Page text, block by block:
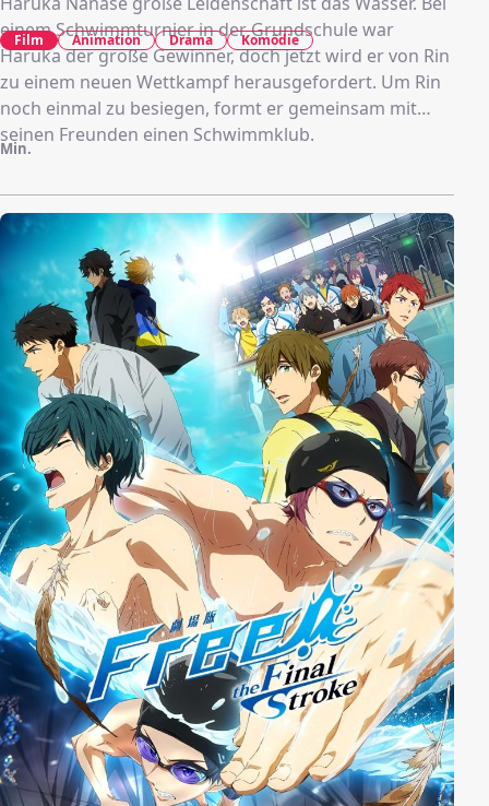
einem Schwimmturnier in der Grundschule war
Haruka der große Gewinner, doch jetzt wird er von Rin
zu einem neuen Wettkampf herausgefordert. Um Rin
noch einmal zu besiegen, formt er gemeinsam mit
seinen Freunden einen Schwimmklub.
Min.
Film Animation Drama Komödie